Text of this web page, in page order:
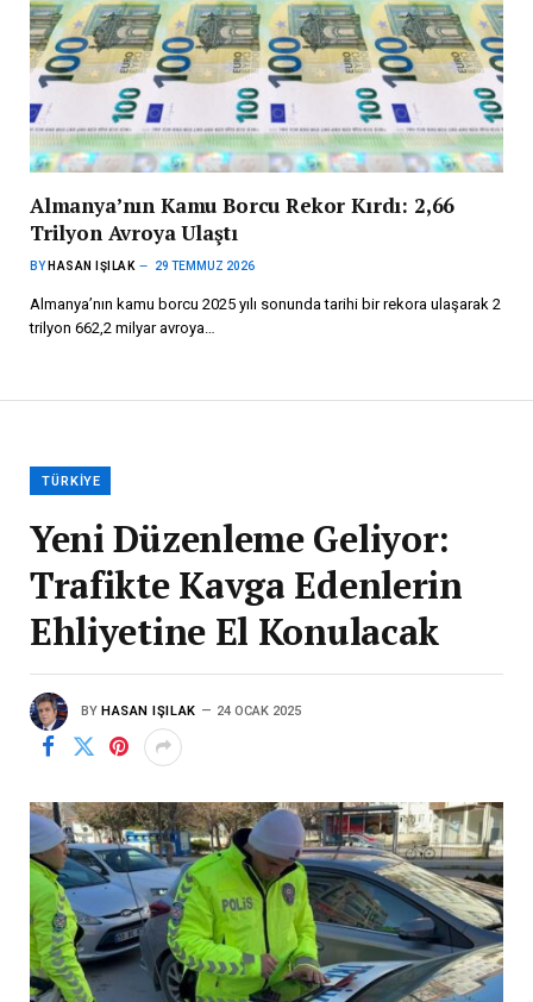
Almanya’nın Kamu Borcu Rekor Kırdı: 2,66
Trilyon Avroya Ulaştı
BY HASAN IŞILAK 29 TEMMUZ 2026
Almanya’nın kamu borcu 2025 yılı sonunda tarihi bir rekora ulaşarak 2
trilyon 662,2 milyar avroya…
TÜRKIYE
Yeni Düzenleme Geliyor:
Trafikte Kavga Edenlerin
Ehliyetine El Konulacak
BY HASAN IŞILAK 24 OCAK 2025